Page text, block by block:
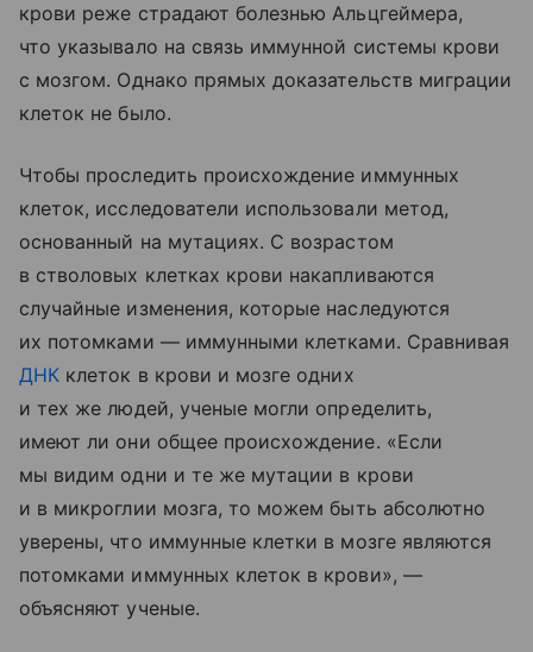
крови реже страдают болезнью Альцгеймера,
что указывало на связь иммунной системы крови
с мозгом. Однако прямых доказательств миграции
клеток не было.
Чтобы проследить происхождение иммунных
клеток, исследователи использовали метод,
основанный на мутациях. С возрастом
в стволовых клетках крови накапливаются
случайные изменения, которые наследуются
их потомками — иммунными клетками. Сравнивая
ДНК клеток в крови и мозге одних
и тех же людей, ученые могли определить,
имеют ли они общее происхождение. «Если
мы видим одни и те же мутации в крови
и в микроглии мозга, то можем быть абсолютно
уверены, что иммунные клетки в мозге являются
потомками иммунных клеток в крови», —
объясняют ученые.